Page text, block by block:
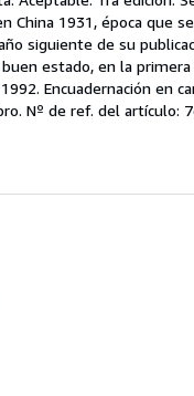
China 1931, época que
siguiente de su
estado, en la
Encuadernación en
Nº de ref. del artículo: